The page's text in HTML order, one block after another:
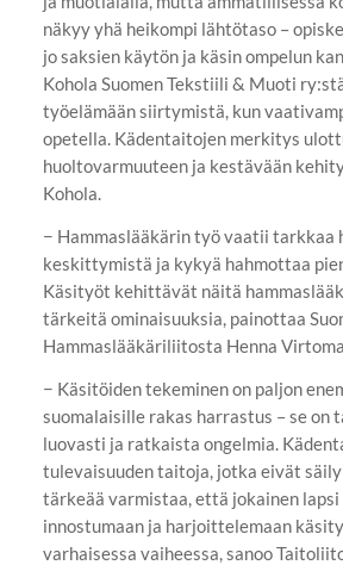
näkyy yhä heikompi lähtötaso –
jo saksien käytön ja käsin ompelun
Kohola Suomen Tekstiili & Muoti
työelämään siirtymistä, kun
opetella. Kädentaitojen merkitys
huoltovarmuuteen ja kestävään
Kohola.
− Hammaslääkärin työ vaatii tarkkaa
keskittymistä ja kykyä hahmottaa
Käsityöt kehittävät näitä
tärkeitä ominaisuuksia, painottaa
Hammaslääkäriliitosta Henna
− Käsitöiden tekeminen on paljon
suomalaisille rakas harrastus – se on
luovasti ja ratkaista ongelmia.
tulevaisuuden taitoja, jotka eivät
tärkeää varmistaa, että jokainen lapsi
innostumaan ja harjoittelemaan
varhaisessa vaiheessa, sanoo